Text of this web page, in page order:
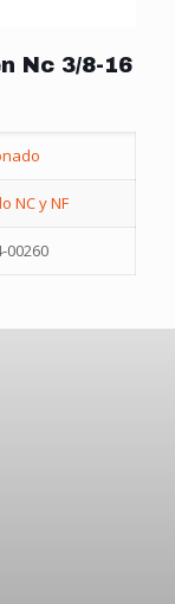
Nc 3/8-16
NC y NF
00260